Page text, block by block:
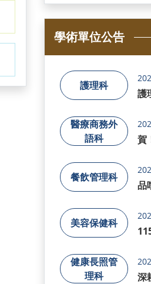
學術單位公告
護理科
護
醫療商務外
語科
賀
餐飲管理科
品
美容保健科
健康長照管
理科
深